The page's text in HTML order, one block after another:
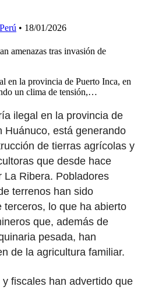
• 18/01/2026
en la provincia de Puerto Inca, en
un clima de tensión,…
ilegal en la provincia de
Huánuco, está generando
de tierras agrícolas y
que desde hace
La Ribera. Pobladores
terrenos han sido
lo que ha abierto
que, además de
pesada, han
de la agricultura familiar.
fiscales han advertido que